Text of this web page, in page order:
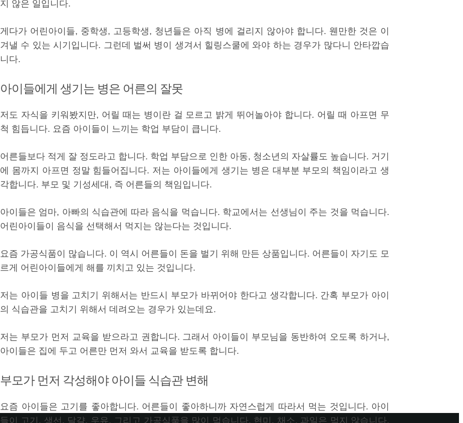
지 않은 일입니다.
게다가 어린아이들, 중학생, 고등학생, 청년들은 아직 병에 걸리지 않아야 합니다. 웬만한 것은 이
겨낼 수 있는 시기입니다. 그런데 벌써 병이 생겨서 힐링스쿨에 와야 하는 경우가 많다니 안타깝습
니다.
아이들에게 생기는 병은 어른의 잘못
저도 자식을 키워봤지만, 어릴 때는 병이란 걸 모르고 밝게 뛰어놀아야 합니다. 어릴 때 아프면 무
척 힘듭니다. 요즘 아이들이 느끼는 학업 부담이 큽니다.
어른들보다 적게 잘 정도라고 합니다. 학업 부담으로 인한 아동, 청소년의 자살률도 높습니다. 거기
에 몸까지 아프면 정말 힘들어집니다. 저는 아이들에게 생기는 병은 대부분 부모의 책임이라고 생
각합니다. 부모 및 기성세대, 즉 어른들의 책임입니다.
아이들은 엄마, 아빠의 식습관에 따라 음식을 먹습니다. 학교에서는 선생님이 주는 것을 먹습니다.
어린아이들이 음식을 선택해서 먹지는 않는다는 것입니다.
요즘 가공식품이 많습니다. 이 역시 어른들이 돈을 벌기 위해 만든 상품입니다. 어른들이 자기도 모
르게 어린아이들에게 해를 끼치고 있는 것입니다.
저는 아이들 병을 고치기 위해서는 반드시 부모가 바뀌어야 한다고 생각합니다. 간혹 부모가 아이
의 식습관을 고치기 위해서 데려오는 경우가 있는데요.
저는 부모가 먼저 교육을 받으라고 권합니다. 그래서 아이들이 부모님을 동반하여 오도록 하거나,
아이들은 집에 두고 어른만 먼저 와서 교육을 받도록 합니다.
부모가 먼저 각성해야 아이들 식습관 변해
요즘 아이들은 고기를 좋아합니다. 어른들이 좋아하니까 자연스럽게 따라서 먹는 것입니다. 아이
들이 고기, 생선, 달걀, 우유, 그리고 가공식품을 많이 먹습니다. 현미, 채소, 과일은 먹지 않습니다.